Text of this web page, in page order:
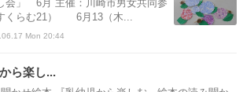
会」 6月 主催：川崎市男女共同参
くらむ21） 6月13（木...
Mon 20:44
ら楽し...